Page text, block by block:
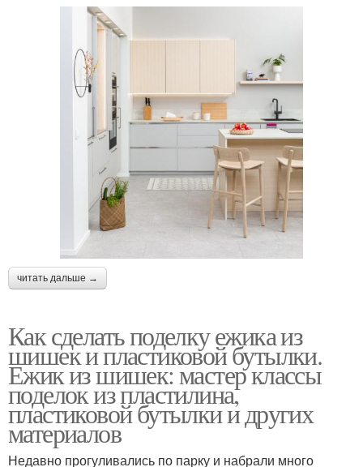
читать дальше →
Как сделать поделку ежика из
шишек и пластиковой бутылки.
Ежик из шишек: мастер классы
поделок из пластилина,
пластиковой бутылки и других
материалов
Недавно прогуливались по парку и набрали много